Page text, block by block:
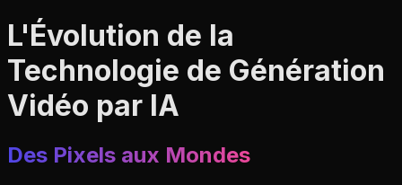
L'Évolution de la
Technologie de Génération
Vidéo par IA
Des Pixels aux Mondes